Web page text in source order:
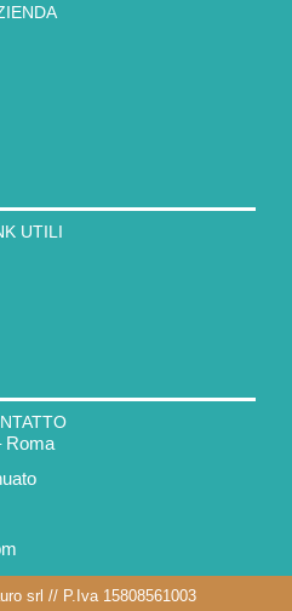
UTILI
Roma
srl // P.Iva 15808561003